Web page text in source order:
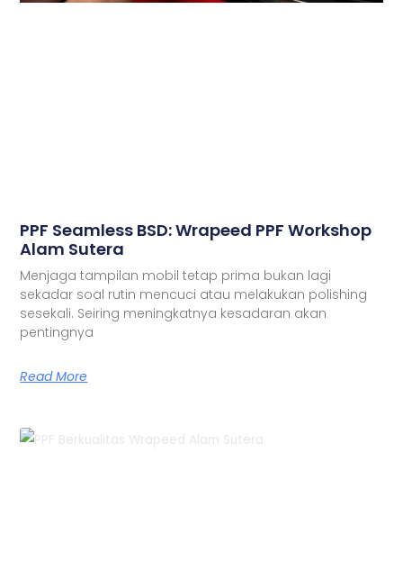
PPF Seamless BSD: Wrapeed PPF Workshop
Alam Sutera
Menjaga tampilan mobil tetap prima bukan lagi
sekadar soal rutin mencuci atau melakukan polishing
sesekali. Seiring meningkatnya kesadaran akan
pentingnya
Read More